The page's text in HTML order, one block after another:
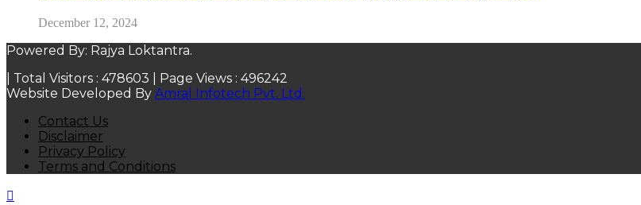
December 12, 2024
Powered By: Rajya Loktantra.
| Total Visitors : 478603 | Page Views : 496242
Website Developed By Amral Infotech Pvt. Ltd.
Contact Us
Disclaimer
Privacy Policy
Terms and Conditions